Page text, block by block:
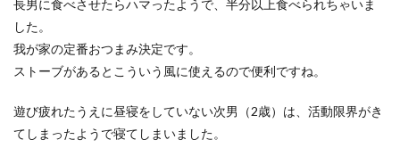
長男に食べさせたらハマったようで、半分以上食べられちゃいま
した。
我が家の定番おつまみ決定です。
ストーブがあるとこういう風に使えるので便利ですね。
遊び疲れたうえに昼寝をしていない次男（2歳）は、活動限界がき
てしまったようで寝てしまいました。